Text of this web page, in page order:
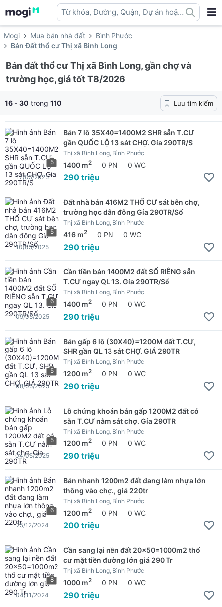
Từ khóa, Đường, Quận, Dự án hoặc
địa danh ...
Mogi Mua bán nhà đất
Bình Phước
Bán Đất thổ cư Thị xã Bình Long
Bán đất thổ cư Thị xã Bình Long, gần chợ và
trường học, giá tốt T8/2026
16 - 30 trong 110 Lưu tìm kiếm
5
Bán 7 lô 35X40=1400M2 SHR sẵn T.CƯ
gần QUỐC LỘ 13 sát CHỢ. Gía 290TR/S
Thị xã Bình Long, Bình Phước
1400 m2 0 PN 0 WC
290 triệu
17/05/2025
5
Đất nhà bán 416M2 THỔ CƯ sát bên chợ,
trường học dân đông Gía 290TR/Sổ
Thị xã Bình Long, Bình Phước
416 m2 0 PN 0 WC
290 triệu
10/05/2025
6
Cần tiền bán 1400M2 đất SỔ RIÊNG sẵn
T.CƯ ngay QL 13. Gía 290TR/Sổ
Thị xã Bình Long, Bình Phước
1400 m2 0 PN 0 WC
290 triệu
09/05/2025
5
Bán gấp 6 lô (30X40)=1200M đất T.CƯ,
SHR gần QL 13 sát CHỢ. GIÁ 290TR
Thị xã Bình Long, Bình Phước
1200 m2 0 PN 0 WC
290 triệu
08/05/2025
5
Lỗ chứng khoán bán gấp 1200M2 đất có
sẵn T.CƯ nằm sát chợ. Gía 290TR
Thị xã Bình Long, Bình Phước
1200 m2 0 PN 0 WC
290 triệu
04/05/2025
6
Bán nhanh 1200m2 đất đang làm nhựa lớn
thông vào chợ., giá 220tr
Thị xã Bình Long, Bình Phước
1200 m2 0 PN 0 WC
200 triệu
25/12/2024
8
Cần sang lại nền đất 20x50=1000m2 thổ
cư mặt tiền đường lớn giá 290 Tr
Thị xã Bình Long, Bình Phước
1000 m2 0 PN 0 WC
290 triệu
04/11/2024